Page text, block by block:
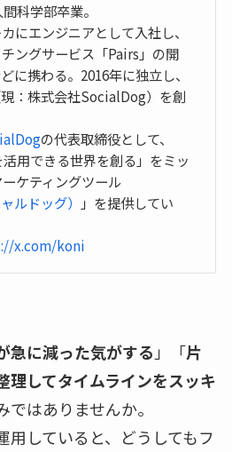
科学部卒業。
にエンジニアとして入社し、
ングサービス「Pairs」の開
に携わる。2016年に独立し、
：株式会社SocialDog）を創
の代表取締役として、
活用できる世界を創る」をミッ
ケティングツール
ルドッグ）
」を提供してい
x.com/koni
急に減った気がする 」「片
理してタイムラインをスッキ
ではありませんか。
していると、どうしてもフ